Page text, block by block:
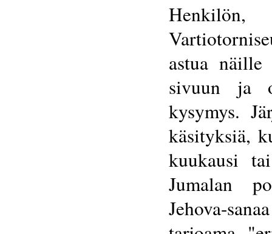
astua
sivuun ja
kysymys.
käsityksiä,
kuukausi
Jumalan
Jehova-